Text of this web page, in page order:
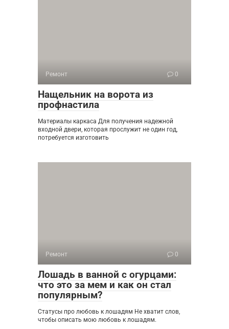
Ремонт 0
Нащельник на ворота из
профнастила
Материалы каркаса Для получения надежной
входной двери, которая прослужит не один год,
потребуется изготовить
Ремонт 0
Лошадь в ванной с огурцами:
что это за мем и как он стал
популярным?
Статусы про любовь к лошадям Не хватит слов,
чтобы описать мою любовь к лошадям.